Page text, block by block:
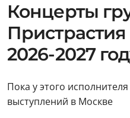
Концерты
2026-2027
Пока у этого
выступлений в Москве